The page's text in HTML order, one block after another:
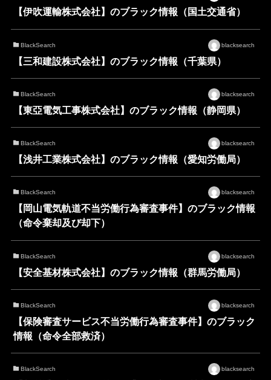
【伊吹運輸株式会社】のブラック情報（国土交通省）
BlackSearch blacksearch
【三和建設株式会社】のブラック情報（千葉県）
BlackSearch blacksearch
【東亞電気工事株式会社】のブラック情報（静岡県）
BlackSearch blacksearch
【浅井工業株式会社】のブラック情報（愛知労働局）
BlackSearch blacksearch
【岡山電気軌道不当労働行為審査事件】のブラック情報
（命令棄却及び却下）
BlackSearch blacksearch
【安全基材株式会社】のブラック情報（群馬労働局）
BlackSearch blacksearch
【保険審査サービス不当労働行為審査事件】のブラック
情報（命令全部救済）
BlackSearch blacksearch